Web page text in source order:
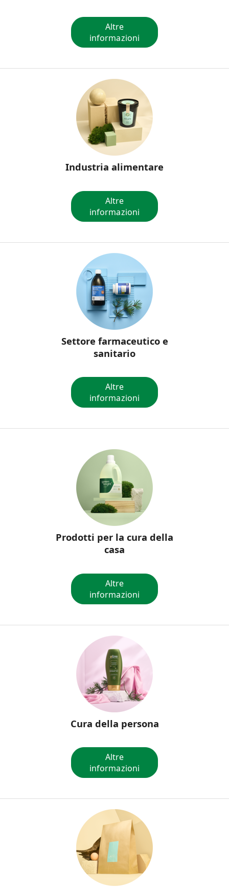
Altre
informazioni
Industria alimentare
Altre
informazioni
Settore farmaceutico e
sanitario
Altre
informazioni
Prodotti per la cura della
casa
Altre
informazioni
Cura della persona
Altre
informazioni